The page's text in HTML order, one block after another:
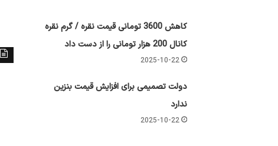
کاهش 3600 تومانی قیمت نقره / گرم نقره
کانال 200 هزار تومانی را از دست داد
2025-10-22
دولت تصمیمی برای افزایش قیمت بنزین
ندارد
2025-10-22